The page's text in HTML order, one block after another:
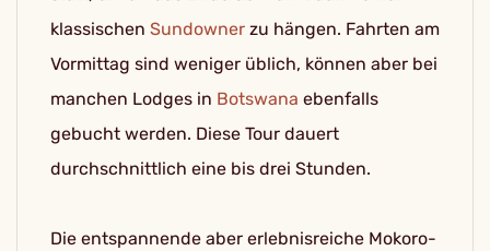
klassischen Sundowner zu hängen. Fahrten am
Vormittag sind weniger üblich, können aber bei
manchen Lodges in Botswana ebenfalls
gebucht werden. Diese Tour dauert
durchschnittlich eine bis drei Stunden.
Die entspannende aber erlebnisreiche Mokoro-